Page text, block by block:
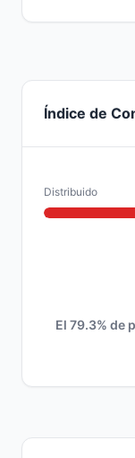
Índice de
Distribuido
El 79.3% de